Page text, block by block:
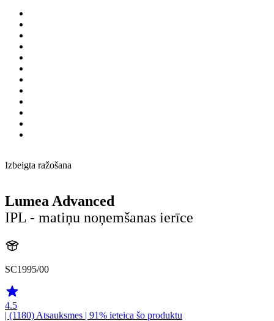
Izbeigta ražošana
Lumea Advanced
IPL - matiņu noņemšanas ierīce
SC1995/00
4.5
| (1180) Atsauksmes | 91% ieteica šo produktu